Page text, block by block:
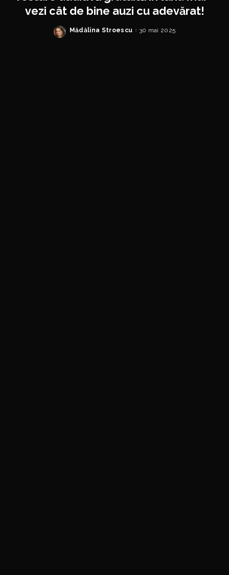
vezi cât de bine auzi cu adevărat!
Posted
Mădălina Stroescu 30 mai 2025